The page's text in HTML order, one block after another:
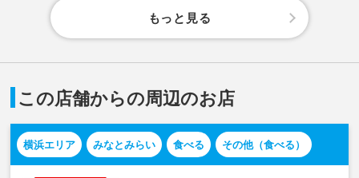
もっと見る
この店舗からの周辺のお店
横浜エリア みなとみらい 食べる その他（食べる）